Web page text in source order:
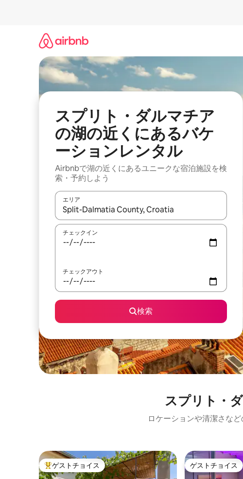
スプリト・ダルマチア
の湖の近くにあるバケ
ーションレンタル
Airbnbで湖の近くにあるユニークな宿泊施設を検
索・予約しよう
エリア
検索結果が表示されたら、上下の矢印キーを使って移動
チェックイン
チェックアウト
検索
スプリト・
ロケーションや清潔さな
大好評のゲストチョイスです。
ゲストチョイス ゲストチョイス
ゲストチョイス